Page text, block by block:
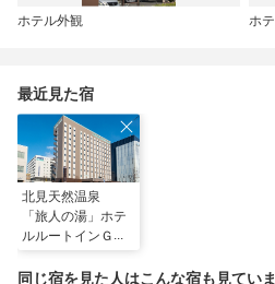
ホテル外観 ホ
最近見た宿
北見天然温泉
「旅人の湯」ホテ
ルルートインＧｒ
同じ宿を見た人はこんな宿も見てい